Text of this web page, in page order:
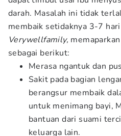
darah. Masalah ini tidak
membaik setidaknya 3-7
Verywellfamily,
sebagai berikut:
Merasa ngantuk dan
Sakit pada bagian
berangsur membaik
untuk menimang bayi,
bantuan dari suami
keluarga lain.